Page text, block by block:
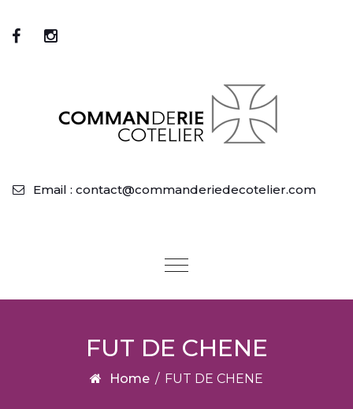
Email : contact@commanderiedecotelier.com
Toggle
FUT DE CHENE
Home / FUT DE CHENE